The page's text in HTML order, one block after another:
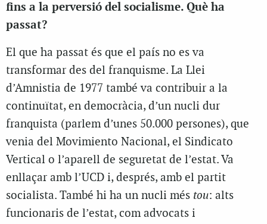
fins a la perversió del socialisme. Què ha
passat?
El que ha passat és que el país no es va
transformar des del franquisme. La Llei
d’Amnistia de 1977 també va contribuir a la
continuïtat, en democràcia, d’un nucli dur
franquista (parlem d’unes 50.000 persones), que
venia del Movimiento Nacional, el Sindicato
Vertical o l’aparell de seguretat de l’estat. Va
enllaçar amb l’UCD i, després, amb el partit
socialista. També hi ha un nucli més tou: alts
funcionaris de l’estat, com advocats i